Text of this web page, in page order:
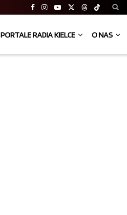
PORTALE RADIA KIELCE O NAS